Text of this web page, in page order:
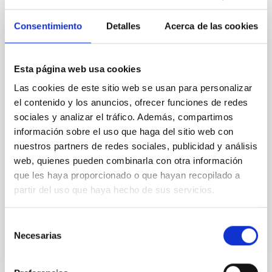
Consentimiento Detalles Acerca de las cookies
Esta página web usa cookies
Las cookies de este sitio web se usan para personalizar
el contenido y los anuncios, ofrecer funciones de redes
sociales y analizar el tráfico. Además, compartimos
información sobre el uso que haga del sitio web con
nuestros partners de redes sociales, publicidad y análisis
web, quienes pueden combinarla con otra información
que les haya proporcionado o que hayan recopilado a
partir del uso que haya hecho de sus servicios.
Necesarias
Magnetic Field Alignment with Dense
Cores in the Transition between Cloud and
Core Scales
we expect to see alignments between the magnetic
field orientation of star-forming dense cores and the
cloud-scale magnetic field. A. Pandhi et al. showed
instead, however, that the orientation of cores and
their angular momentum vectors appear random
with respect to the larger-scale magnetic
Yin, Sean et al.
Fecha de publicación: 5 2026